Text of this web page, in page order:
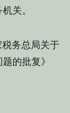
关。
务总局关于
的批复》